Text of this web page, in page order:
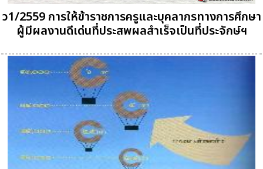
ว1/2559 การให้ข้าราชการครูและบุคลากรทางการศึกษา
ผู้มีผลงานดีเด่นที่ประสพผลสำเร็จเป็นที่ประจักษ์ฯ